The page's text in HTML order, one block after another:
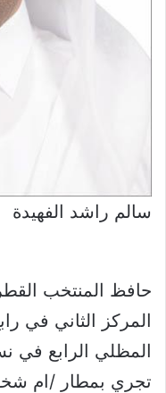
سالم راشد الفهيدة
حافظ المنتخب
المركز الثاني في
المظلي الرابع في
تجري بمطار /ام